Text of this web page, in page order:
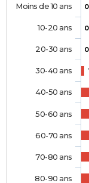
0
0
0
Moins de 10 ans
10-20 ans
20-30 ans
30-40 ans
40-50 ans
50-60 ans
60-70 ans
70-80 ans
80-90 ans